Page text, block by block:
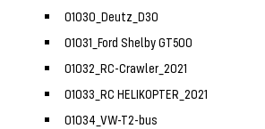
01030_Deutz_D30
01031_Ford Shelby GT500
01032_RC-Crawler_2021
01033_RC HELIKOPTER_2021
01034_VW-T2-bus